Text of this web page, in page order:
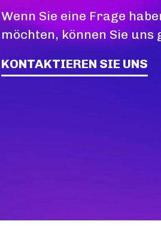
Wenn Sie eine Frage
möchten, können Sie
KONTAKTIEREN SIE UNS